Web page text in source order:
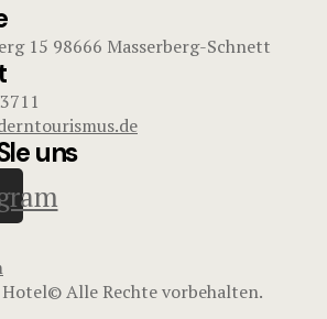
15 98666 Masserberg-Schnett
uns
Alle Rechte vorbehalten.